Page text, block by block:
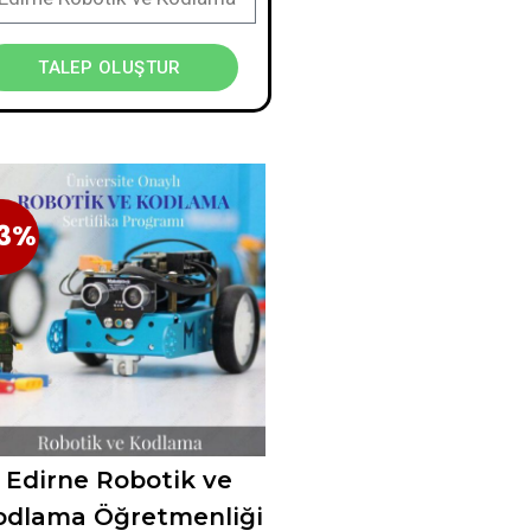
TALEP OLUŞTUR
Edirne Robotik ve
Öğretmenliği